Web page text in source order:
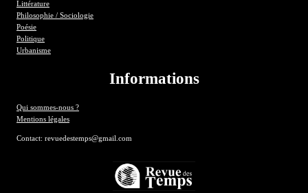
Littérature
Philosophie / Sociologie
Poésie
Politique
Urbanisme
Informations
Qui sommes-nous ?
Mentions légales
Contact: revuedestemps@gmail.com